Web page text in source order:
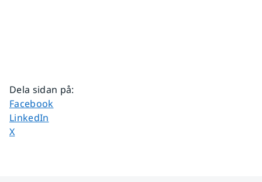
Dela sidan på:
Dela sidan på
Facebook
Dela sidan på
LinkedIn
Dela sidan på
X